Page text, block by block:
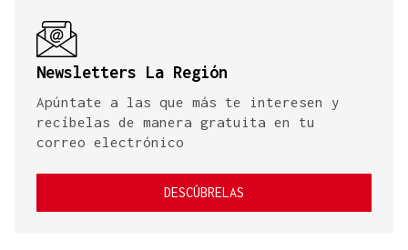
Newsletters La Región
Apúntate a las que más te interesen y
recíbelas de manera gratuita en tu
correo electrónico
DESCÚBRELAS